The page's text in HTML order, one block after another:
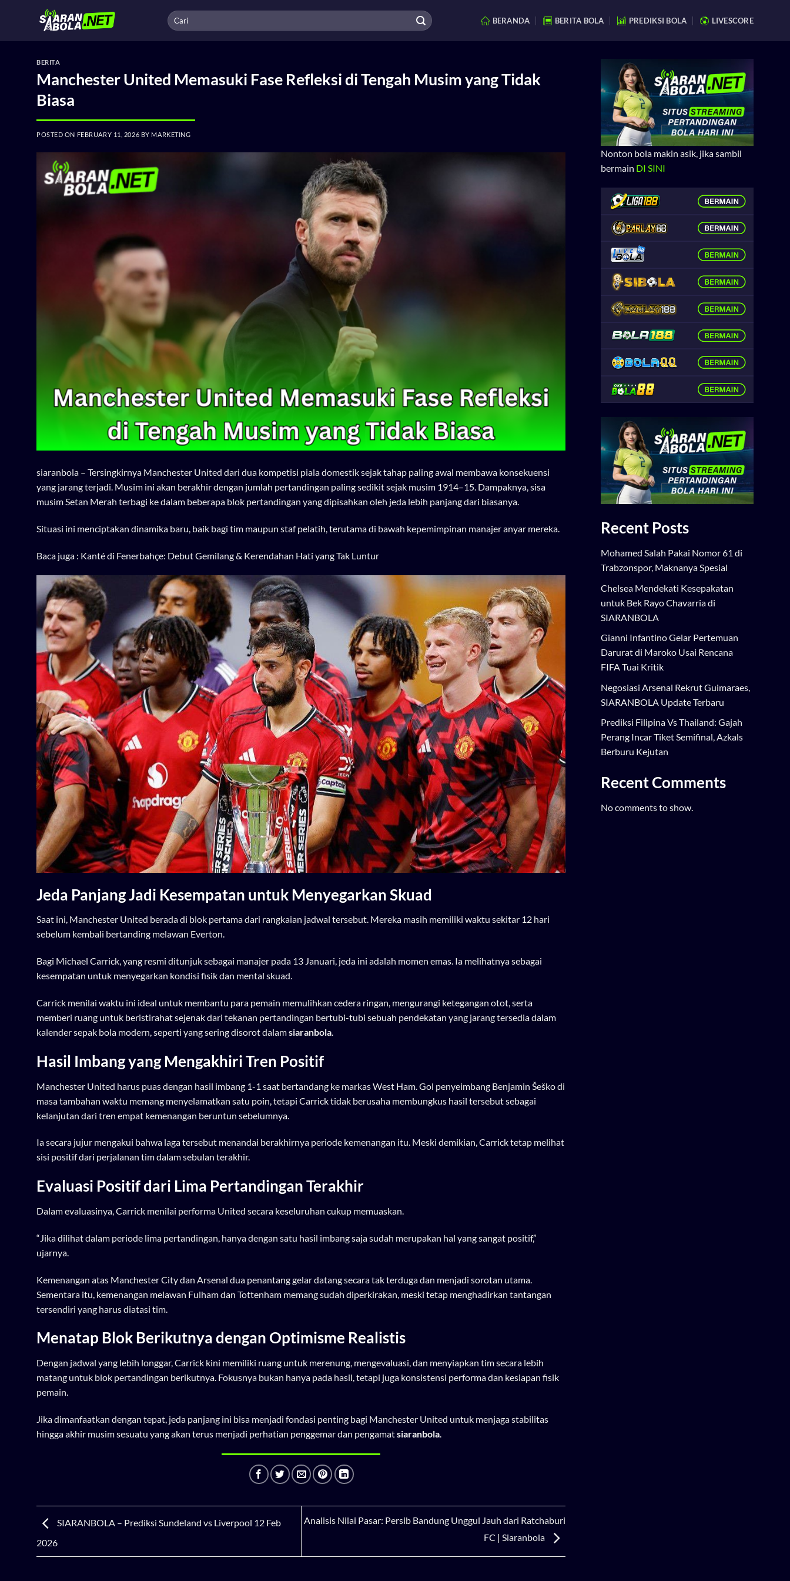
BERANDA BERITA BOLA PREDIKSI BOLA LIVESCORE
BERITA
Manchester United Memasuki Fase Refleksi di Tengah Musim yang Tidak
Biasa
POSTED ON FEBRUARY 11, 2026 BY MARKETING
siaranbola – Tersingkirnya Manchester United dari dua kompetisi piala domestik sejak tahap paling awal membawa konsekuensi
yang jarang terjadi. Musim ini akan berakhir dengan jumlah pertandingan paling sedikit sejak musim 1914–15. Dampaknya, sisa
musim Setan Merah terbagi ke dalam beberapa blok pertandingan yang dipisahkan oleh jeda lebih panjang dari biasanya.
Situasi ini menciptakan dinamika baru, baik bagi tim maupun staf pelatih, terutama di bawah kepemimpinan manajer anyar mereka.
Baca juga : Kanté di Fenerbahçe: Debut Gemilang & Kerendahan Hati yang Tak Luntur
Jeda Panjang Jadi Kesempatan untuk Menyegarkan Skuad
Saat ini, Manchester United berada di blok pertama dari rangkaian jadwal tersebut. Mereka masih memiliki waktu sekitar 12 hari
sebelum kembali bertanding melawan Everton.
Bagi Michael Carrick, yang resmi ditunjuk sebagai manajer pada 13 Januari, jeda ini adalah momen emas. Ia melihatnya sebagai
kesempatan untuk menyegarkan kondisi fisik dan mental skuad.
Carrick menilai waktu ini ideal untuk membantu para pemain memulihkan cedera ringan, mengurangi ketegangan otot, serta
memberi ruang untuk beristirahat sejenak dari tekanan pertandingan bertubi-tubi sebuah pendekatan yang jarang tersedia dalam
kalender sepak bola modern, seperti yang sering disorot dalamsiaranbola.
Hasil Imbang yang Mengakhiri Tren Positif
Manchester United harus puas dengan hasil imbang 1-1 saat bertandang ke markas West Ham. Gol penyeimbang Benjamin Šeško di
masa tambahan waktu memang menyelamatkan satu poin, tetapi Carrick tidak berusaha membungkus hasil tersebut sebagai
kelanjutan dari tren empat kemenangan beruntun sebelumnya.
Ia secara jujur mengakui bahwa laga tersebut menandai berakhirnya periode kemenangan itu. Meski demikian, Carrick tetap melihat
sisi positif dari perjalanan tim dalam sebulan terakhir.
Evaluasi Positif dari Lima Pertandingan Terakhir
Dalam evaluasinya, Carrick menilai performa United secara keseluruhan cukup memuaskan.
“Jika dilihat dalam periode lima pertandingan, hanya dengan satu hasil imbang saja sudah merupakan hal yang sangat positif,”
ujarnya.
Kemenangan atas Manchester City dan Arsenal dua penantang gelar datang secara tak terduga dan menjadi sorotan utama.
Sementara itu, kemenangan melawan Fulham dan Tottenham memang sudah diperkirakan, meski tetap menghadirkan tantangan
tersendiri yang harus diatasi tim.
Menatap Blok Berikutnya dengan Optimisme Realistis
Dengan jadwal yang lebih longgar, Carrick kini memiliki ruang untuk merenung, mengevaluasi, dan menyiapkan tim secara lebih
matang untuk blok pertandingan berikutnya. Fokusnya bukan hanya pada hasil, tetapi juga konsistensi performa dan kesiapan fisik
pemain.
Jika dimanfaatkan dengan tepat, jeda panjang ini bisa menjadi fondasi penting bagi Manchester United untuk menjaga stabilitas
hingga akhir musim sesuatu yang akan terus menjadi perhatian penggemar dan pengamatsiaranbola.
SIARANBOLA – Prediksi Sundeland vs Liverpool 12 Feb
2026
Analisis Nilai Pasar: Persib Bandung Unggul Jauh dari Ratchaburi
FC | Siaranbola
Nonton bola makin asik, jika sambil
bermain DI SINI
Recent Posts
Mohamed Salah Pakai Nomor 61 di
Trabzonspor, Maknanya Spesial
Chelsea Mendekati Kesepakatan
untuk Bek Rayo Chavarria di
SIARANBOLA
Gianni Infantino Gelar Pertemuan
Darurat di Maroko Usai Rencana
FIFA Tuai Kritik
Negosiasi Arsenal Rekrut Guimaraes,
SIARANBOLA Update Terbaru
Prediksi Filipina Vs Thailand: Gajah
Perang Incar Tiket Semifinal, Azkals
Berburu Kejutan
Recent Comments
No comments to show.